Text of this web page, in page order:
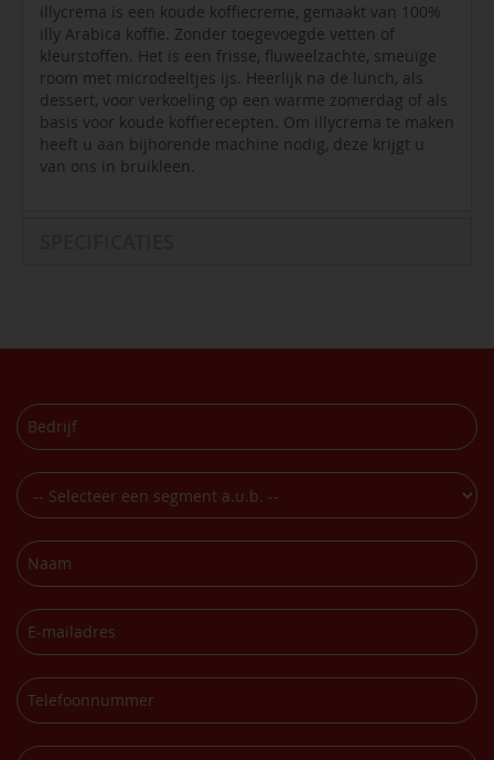
illycrema is een koude koffiecreme, gemaakt van 100%
illy Arabica koffie. Zonder toegevoegde vetten of
kleurstoffen. Het is een frisse, fluweelzachte, smeuïge
room met microdeeltjes ijs. Heerlijk na de lunch, als
dessert, voor verkoeling op een warme zomerdag of als
basis voor koude koffierecepten. Om illycrema te maken
heeft u aan bijhorende machine nodig, deze krijgt u
van ons in bruikleen.